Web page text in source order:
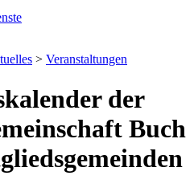
> Veranstaltungen
der
Buch